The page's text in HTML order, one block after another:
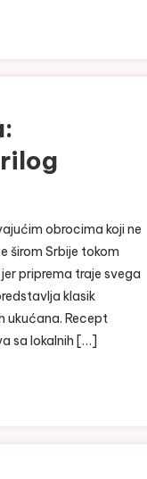
obrocima koji ne
širom Srbije tokom
priprema traje svega
klasik
ukućana. Recept
sa lokalnih […]